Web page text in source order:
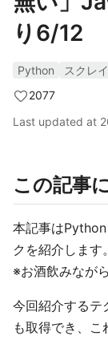
り6/12
Python
スクレ
2077
Last updated at
この記事
本記事は
クを紹介します。
※お酒飲みなが
今回紹介するテ
も取得でき、